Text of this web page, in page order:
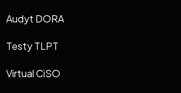
Audyt DORA
Testy TLPT
Virtual CiSO